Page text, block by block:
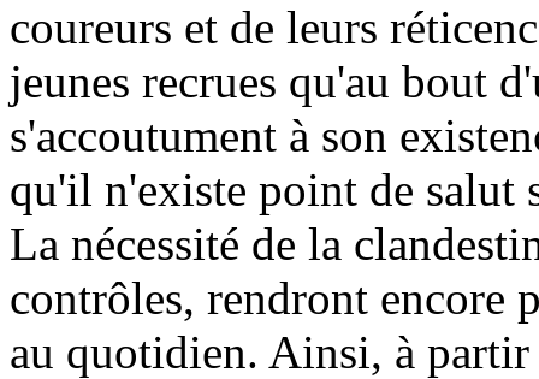
coureurs et de leurs
jeunes recrues qu'au bout
s'accoutument à son
qu'il n'existe point de salut
La nécessité de la
contrôles, rendront encore
au quotidien. Ainsi, à